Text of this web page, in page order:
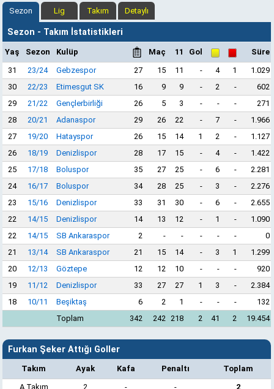
Sezon Lig Takım Detaylı
Sezon - Takım İstatistikleri
Yaş Sezon Kulüp Maç 11 Gol
Süre
31
23/24 Gebzespor 27 15 11 - 4 1
1.029
30
22/23 Etimesgut SK 16 9 9 - 2 -
602
29
21/22 Gençlerbirliği 26 5 3 - - -
271
28
20/21 Adanaspor 29 26 22 - 7 -
1.966
27
19/20 Hatayspor 26 15 14 1 2 -
1.127
26
18/19 Denizlispor 28 17 15 - 4 -
1.422
25
17/18 Boluspor 35 27 25 - 6 -
2.281
24
16/17 Boluspor 34 28 25 - 3 -
2.276
23
15/16 Denizlispor 33 31 30 - 6 -
2.655
22
14/15 Denizlispor 14 13 12 - 1 -
1.090
22
14/15 SB Ankaraspor 2 - - - - -
0
21
13/14 SB Ankaraspor 21 15 14 - 3 1
1.299
20
12/13 Göztepe 12 12 10 - - -
920
19
11/12 Denizlispor 33 27 27 1 3 -
2.384
18
10/11 Beşiktaş 6 2 1 - - -
132
Toplam
342 242 218 2 41 2 19.454
Furkan Şeker Attığı Goller
Takım Ayak Kafa Penaltı
Toplam
A Takım
2 - - 2